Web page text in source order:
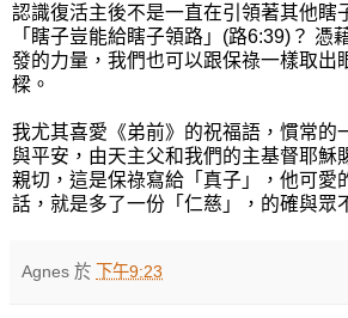
認識復活主後不是一直在引領著其他瞎
「瞎子豈能給瞎子領路」(路6:39)？ 憑
發的力量，我們也可以跟保祿一樣取出
樑。
我尤其喜愛《弟前》的祝福語，慣常的
與平安，由天主父和我們的主基督耶穌
親切，這是保祿寫給「真子」，他可愛
話，就是多了一份「仁慈」，的確與眾
Agnes 於 下午9:23